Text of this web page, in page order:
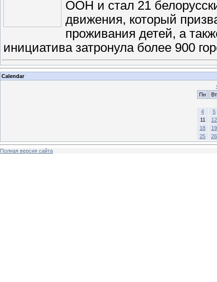
ООН и стал 21
движения, который
проживания детей, а
инициатива затронула более 900
Calendar
Пн
Вт
4
5
11
12
18
19
25
26
Полная версия сайта